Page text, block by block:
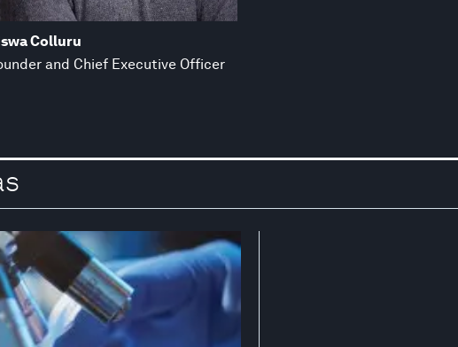
Colluru
and Chief Executive Officer